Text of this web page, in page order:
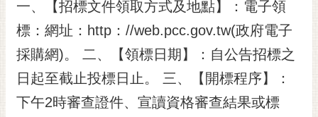
一、【招標文件領取方式及地點】：電子領
標：網址：http：//web.pcc.gov.tw(政府電子
採購網)。 二、【領標日期】：自公告招標之
日起至截止投標日止。 三、【開標程序】：
下午2時審查證件、宣讀資格審查結果或標